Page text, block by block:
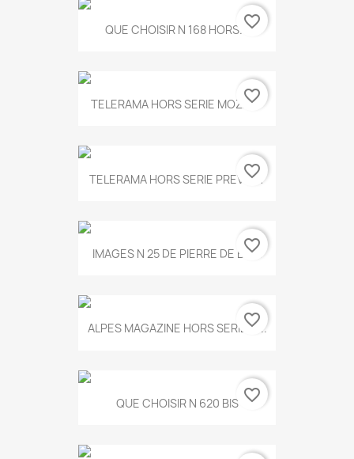
QUE CHOISIR N 168 HORS...favorite_border
TELERAMA HORS SERIE MOZART
favorite_border
TELERAMA HORS SERIE PREVERT
favorite_border
IMAGES N 25 DE PIERRE DE BOIS
favorite_border
ALPES MAGAZINE HORS SERIE N...
favorite_border
QUE CHOISIR N 620 BIS favorite_border